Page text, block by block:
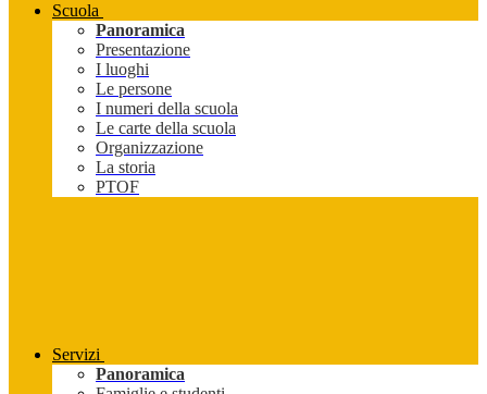
Scuola
Panoramica
Presentazione
I luoghi
Le persone
I numeri della scuola
Le carte della scuola
Organizzazione
La storia
PTOF
Servizi
Panoramica